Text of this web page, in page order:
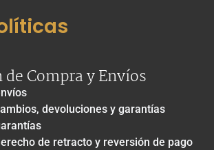
Compra y Envíos
devoluciones y garantías
de retracto y reversión de pago